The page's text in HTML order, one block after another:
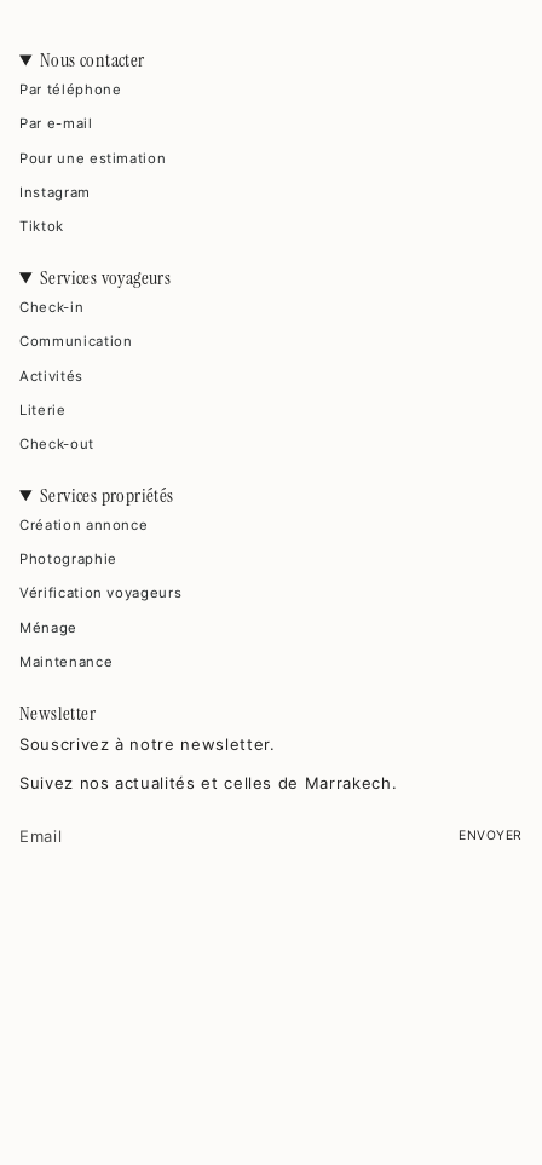
Nous contacter
Par téléphone
Par e-mail
Pour une estimation
Instagram
Tiktok
Services voyageurs
Check-in
Communication
Activités
Literie
Check-out
Services propriétés
Création annonce
Photographie
Vérification voyageurs
Ménage
Maintenance
Newsletter
Souscrivez à notre newsletter.
Suivez nos actualités et celles de Marrakech.
ENVOYER